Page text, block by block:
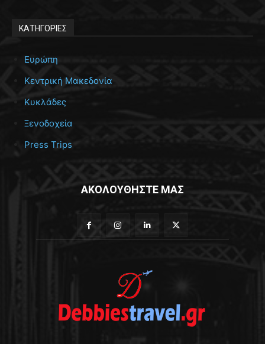
ΚΑΤΗΓΟΡΙΕΣ
Ευρώπη
Κεντρική Μακεδονία
Κυκλάδες
Ξενοδοχεία
Press Trips
ΑΚΟΛΟΥΘΗΣΤΕ ΜΑΣ